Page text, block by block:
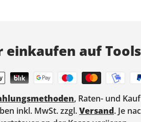
einkaufen auf
, Raten- und
inkl. MwSt. zzgl.Versand. Je